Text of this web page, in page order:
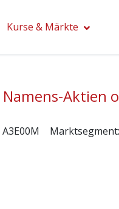
Kurse & Märkte
Namens-Aktien
A3E00M Marktsegment: